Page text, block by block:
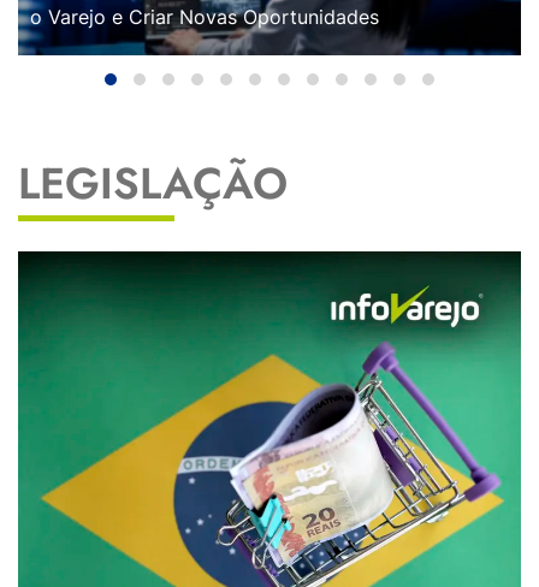
o Varejo e Criar Novas Oportunidades
LEGISLAÇÃO